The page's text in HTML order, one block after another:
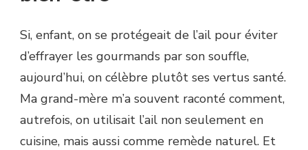
Si, enfant, on se protégeait de l’ail pour éviter
d’effrayer les gourmands par son souffle,
aujourd’hui, on célèbre plutôt ses vertus santé.
Ma grand-mère m’a souvent raconté comment,
autrefois, on utilisait l’ail non seulement en
cuisine, mais aussi comme remède naturel. Et